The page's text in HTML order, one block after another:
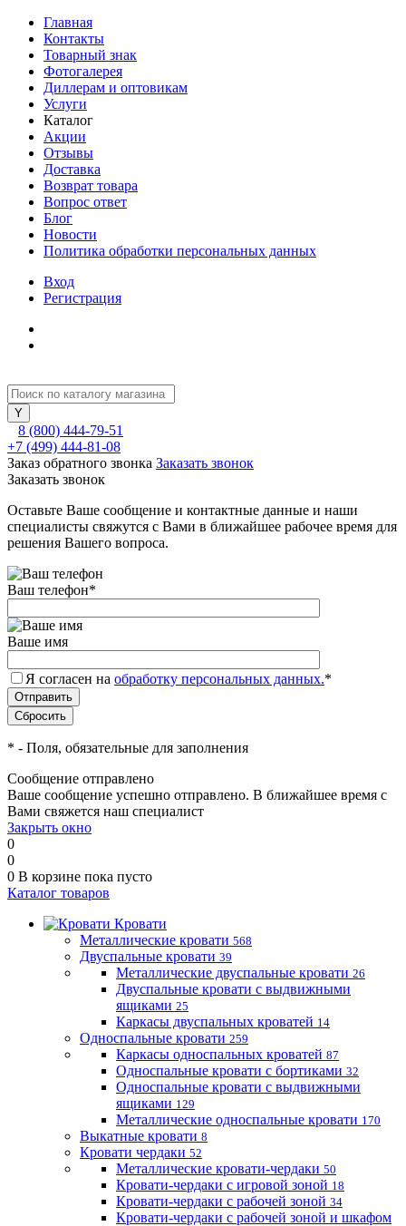
Главная
Контакты
Товарный знак
Фотогалерея
Диллерам и оптовикам
Услуги
Каталог
Акции
Отзывы
Доставка
Возврат товара
Вопрос ответ
Блог
Новости
Политика обработки персональных данных
Вход
Регистрация
8 (800) 444-79-51
+7 (499) 444-81-08
Заказ обратного звонка Заказать звонок
Заказать звонок
Оставьте Ваше сообщение и контактные данные и наши
специалисты свяжутся с Вами в ближайшее рабочее время для
решения Вашего вопроса.
Ваш телефон*
Ваше имя
Я согласен на обработку персональных данных.*
* - Поля, обязательные для заполнения
Сообщение отправлено
Ваше сообщение успешно отправлено. В ближайшее время с
Вами свяжется наш специалист
Закрыть окно
0
0
0 В корзине пока пусто
Каталог товаров
Кровати
Металлические кровати 568
Двуспальные кровати 39
Металлические двуспальные кровати 26
Двуспальные кровати с выдвижными
ящиками 25
Каркасы двуспальных кроватей 14
Односпальные кровати 259
Каркасы односпальных кроватей 87
Односпальные кровати с бортиками 32
Односпальные кровати с выдвижными
ящиками 129
Металлические односпальные кровати 170
Выкатные кровати 8
Кровати чердаки 52
Металлические кровати-чердаки 50
Кровати-чердаки с игровой зоной 18
Кровати-чердаки с рабочей зоной 34
Кровати-чердаки с рабочей зоной и шкафом